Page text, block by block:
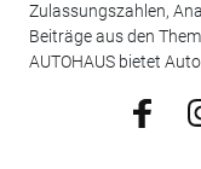
Zulassungszahlen,
Beiträge aus den
AUTOHAUS bietet